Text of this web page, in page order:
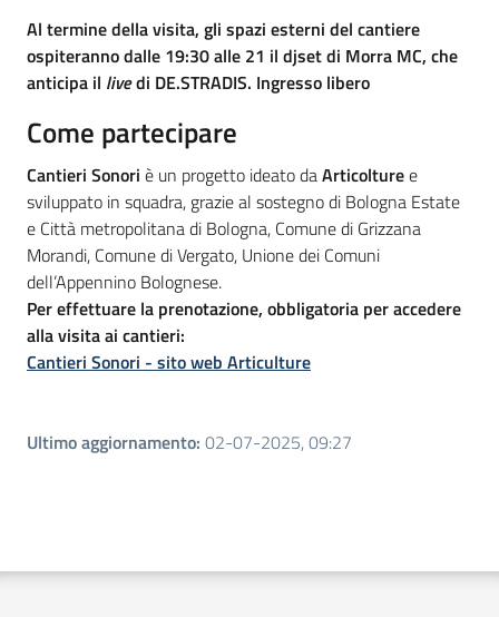
Al termine della visita, gli spazi esterni del cantiere
ospiteranno dalle 19:30 alle 21 il djset di Morra MC, che
anticipa il livedi DE.STRADIS. Ingresso libero
Come partecipare
Cantieri Sonori è un progetto ideato daArticolturee
sviluppato in squadra, grazie al sostegno di Bologna Estate
e Città metropolitana di Bologna, Comune di Grizzana
Morandi, Comune di Vergato, Unione dei Comuni
dell’Appennino Bolognese.
Per effettuare la prenotazione, obbligatoria per accedere
alla visita ai cantieri:
Cantieri Sonori - sito web Articulture
Ultimo aggiornamento: 02-07-2025, 09:27